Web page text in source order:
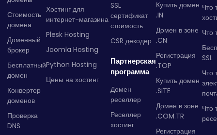
Стоимость
домена
Доменный
брокер
Бесплатный
домен
Конвертер
доменов
Проверка
DNS
Хостинг для
интернет-магазина
Plesk Hosting
Joomla Hosting
Python Hosting
Цены на хостинг
SSL
сертификат
стоимость
CSR декодер
Партнерская
программа
Домен
реселлер
Реселлер
хостинг
Купить домен
.IN
Домен в зоне
.CN
Регистрация
.TOP
Купить домен
.SITE
Домен в зоне
.COM.TR
Регистрация
Что
Что
SSL
Что
Что